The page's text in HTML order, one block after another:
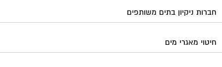
חברות ניקיון בתים משותפים
חיטוי מאגרי מים